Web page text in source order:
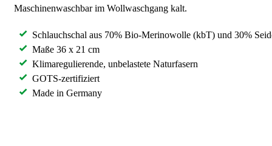
Maschinenwaschbar im Wollwaschgang kalt.
Schlauchschal aus 70% Bio-Merinowolle (kbT) und 30%
Maße 36 x 21 cm
Klimaregulierende, unbelastete Naturfasern
GOTS-zertifiziert
Made in Germany